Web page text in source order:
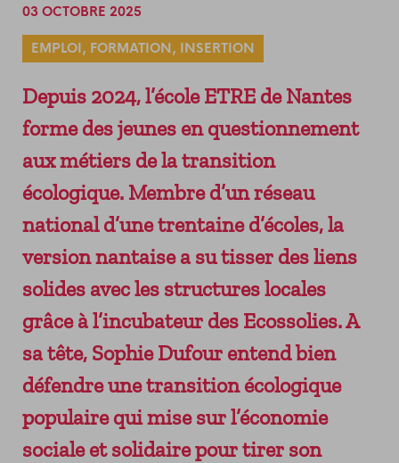
03 OCTOBRE 2025
EMPLOI, FORMATION, INSERTION
Depuis 2024, l’école ETRE de Nantes
forme des jeunes en questionnement
aux métiers de la transition
écologique. Membre d’un réseau
national d’une trentaine d’écoles, la
version nantaise a su tisser des liens
solides avec les structures locales
grâce à l’incubateur des Ecossolies. A
sa tête, Sophie Dufour entend bien
défendre une transition écologique
populaire qui mise sur l’économie
sociale et solidaire pour tirer son
ADHÉRER
NEWSLETTER
LES SERVICES
PERMANENCES GRATUITES
LES ÉVÉNEMENTS ENTREPRENEURIAUX
LA HALLE DU FINANCEMENT
DEMAIN MODE D’EMPLOI
LE FORUM DES ACHATS INNOVANTS ET
RESPONSABLES